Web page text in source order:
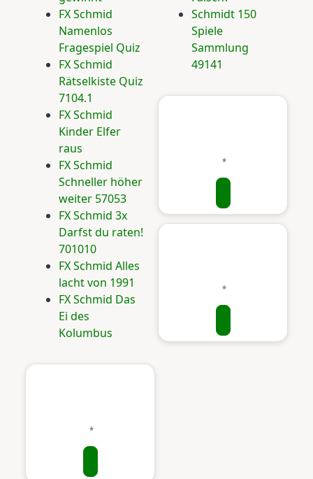
FX Schmid
Namenlos
Fragespiel Quiz
FX Schmid
Rätselkiste Quiz
7104.1
FX Schmid
Kinder Elfer
raus
FX Schmid
Schneller höher
weiter 57053
FX Schmid 3x
Darfst du raten!
701010
FX Schmid Alles
lacht von 1991
FX Schmid Das
Ei des
Kolumbus
Schmidt 150
Spiele
Sammlung
49141